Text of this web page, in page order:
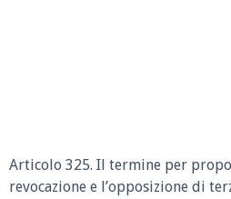
Articolo 325. Il termine per
revocazione e l’opposizione di